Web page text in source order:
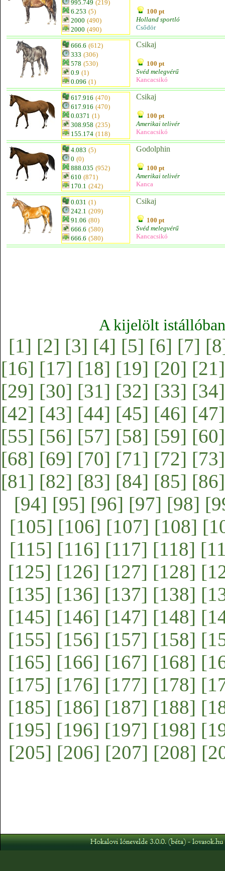
995.749 (219)
6.253 (5)
2000 (490)
2000 (490)
100 pt
Holland sportló
Csődör
666.6 (612)
333 (306)
578 (530)
0.9 (1)
0.096 (1)
Csikaj
100 pt
Svéd melegvérű
Kancacsikó
617.916 (470)
617.916 (470)
0.0371 (1)
308.958 (235)
155.174 (118)
Csikaj
100 pt
Amerikai telivér
Kancacsikó
4.083 (5)
0 (0)
888.035 (952)
610 (871)
170.1 (242)
Godolphin
100 pt
Amerikai telivér
Kanca
0.031 (1)
242.1 (209)
91.06 (80)
666.6 (580)
666.6 (580)
Csikaj
100 pt
Svéd melegvérű
Kancacsikó
A kijelölt
[1] [2] [3] [4] [5] [6] [7]
[16] [17] [18] [19] [20] [21]
[29] [30] [31] [32] [33] [34]
[42] [43] [44] [45] [46] [47]
[55] [56] [57] [58] [59] [60]
[68] [69] [70] [71] [72] [73]
[81] [82] [83] [84] [85] [86]
[94] [95] [96] [97] [98]
[105] [106] [107] [108]
[115] [116] [117] [118]
[125] [126] [127] [128]
[135] [136] [137] [138]
[145] [146] [147] [148]
[155] [156] [157] [158]
[165] [166] [167] [168]
[175] [176] [177] [178]
[185] [186] [187] [188]
[195] [196] [197] [198]
[205] [206] [207] [208]